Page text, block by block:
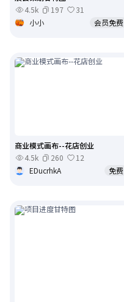
4.5k
197
31
小小
会员免费
商业模式画布--花店创业
4.5k
260
12
EDucrhkA
免费